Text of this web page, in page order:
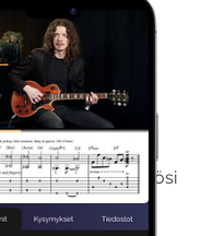
sisältömme käyttöösi